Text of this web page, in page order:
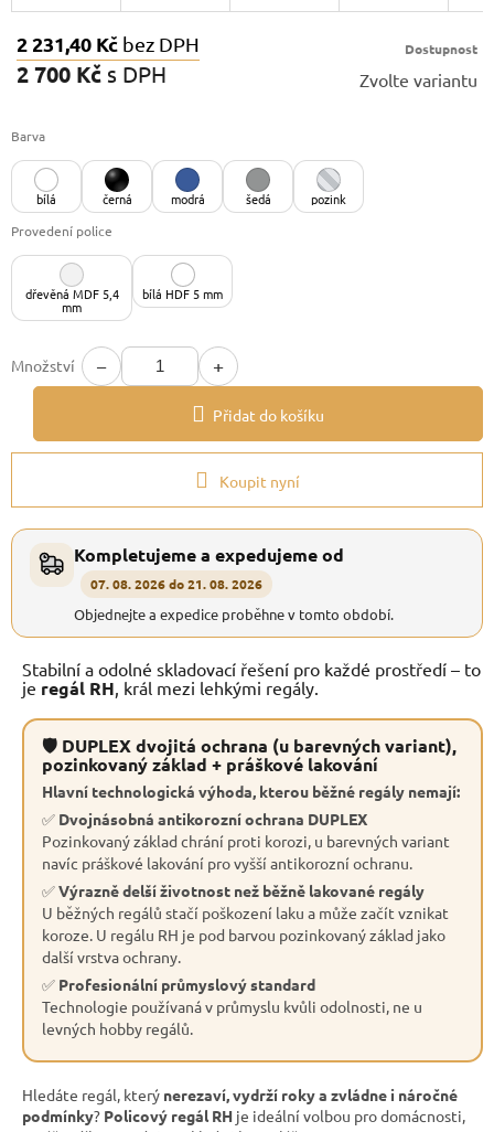
2 231,40 Kč bez DPH
2 700 Kč s DPH
Dostupnost
Zvolte variantu
Barva
bílá černá modrá šedá
pozink
Provedení police
dřevěná MDF 5,4
mm
bílá HDF 5 mm
Množství − +
Přidat do košíku
Koupit nyní
Kompletujeme a expedujeme od
07. 08. 2026 do 21. 08. 2026
Objednejte a expedice proběhne v tomto období.
Stabilní a odolné skladovací řešení pro každé prostředí – to
je regál RH , král mezi lehkými regály.
🛡 DUPLEX dvojitá ochrana (u barevných variant),
pozinkovaný základ + práškové lakování
Hlavní technologická výhoda, kterou běžné regály nemají:
✅ Dvojnásobná antikorozní ochrana DUPLEX
Pozinkovaný základ chrání proti korozi, u barevných variant
navíc práškové lakování pro vyšší antikorozní ochranu.
✅Výrazně delší životnost než běžně lakované regály
U běžných regálů stačí poškození laku a může začít vznikat
koroze. U regálu RH je pod barvou pozinkovaný základ jako
další vrstva ochrany.
✅ Profesionální průmyslový standard
Technologie používaná v průmyslu kvůli odolnosti, ne u
levných hobby regálů.
Hledáte regál, který nerezaví, vydrží roky a zvládne i náročné
podmínky? Policový regál RH je ideální volbou pro domácnosti,